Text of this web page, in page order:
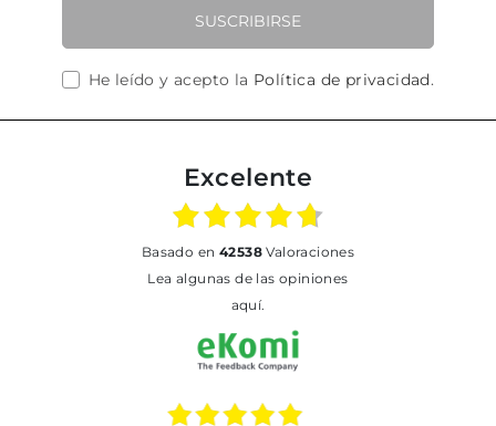
SUSCRIBIRSE
He leído y acepto la Política de privacidad.
Excelente
basado en 42538Valoraciones
Lea algunas de las opiniones
aquí.